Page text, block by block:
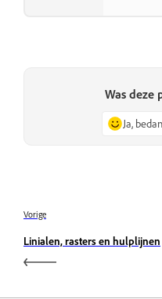
Was deze
Ja,
Vorige
Linialen, rasters en hulplijnen